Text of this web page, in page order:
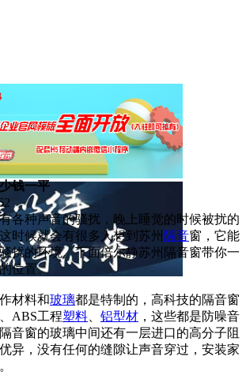
钱一平
各种声音的骚扰，晚上睡觉的时候被扰的
时候就会有很多人想到苏州 隔音窗，它能
扰的环境。下面倍尔静苏州隔音窗带你一
位置。
材料和玻璃都是特制的，高科技的隔音窗
ABS工程塑料 铝型材 ，这些都是防噪音
音窗的玻璃中间还有一层进口的高分子阻
异，没有任何的缝隙让声音穿过，安装家